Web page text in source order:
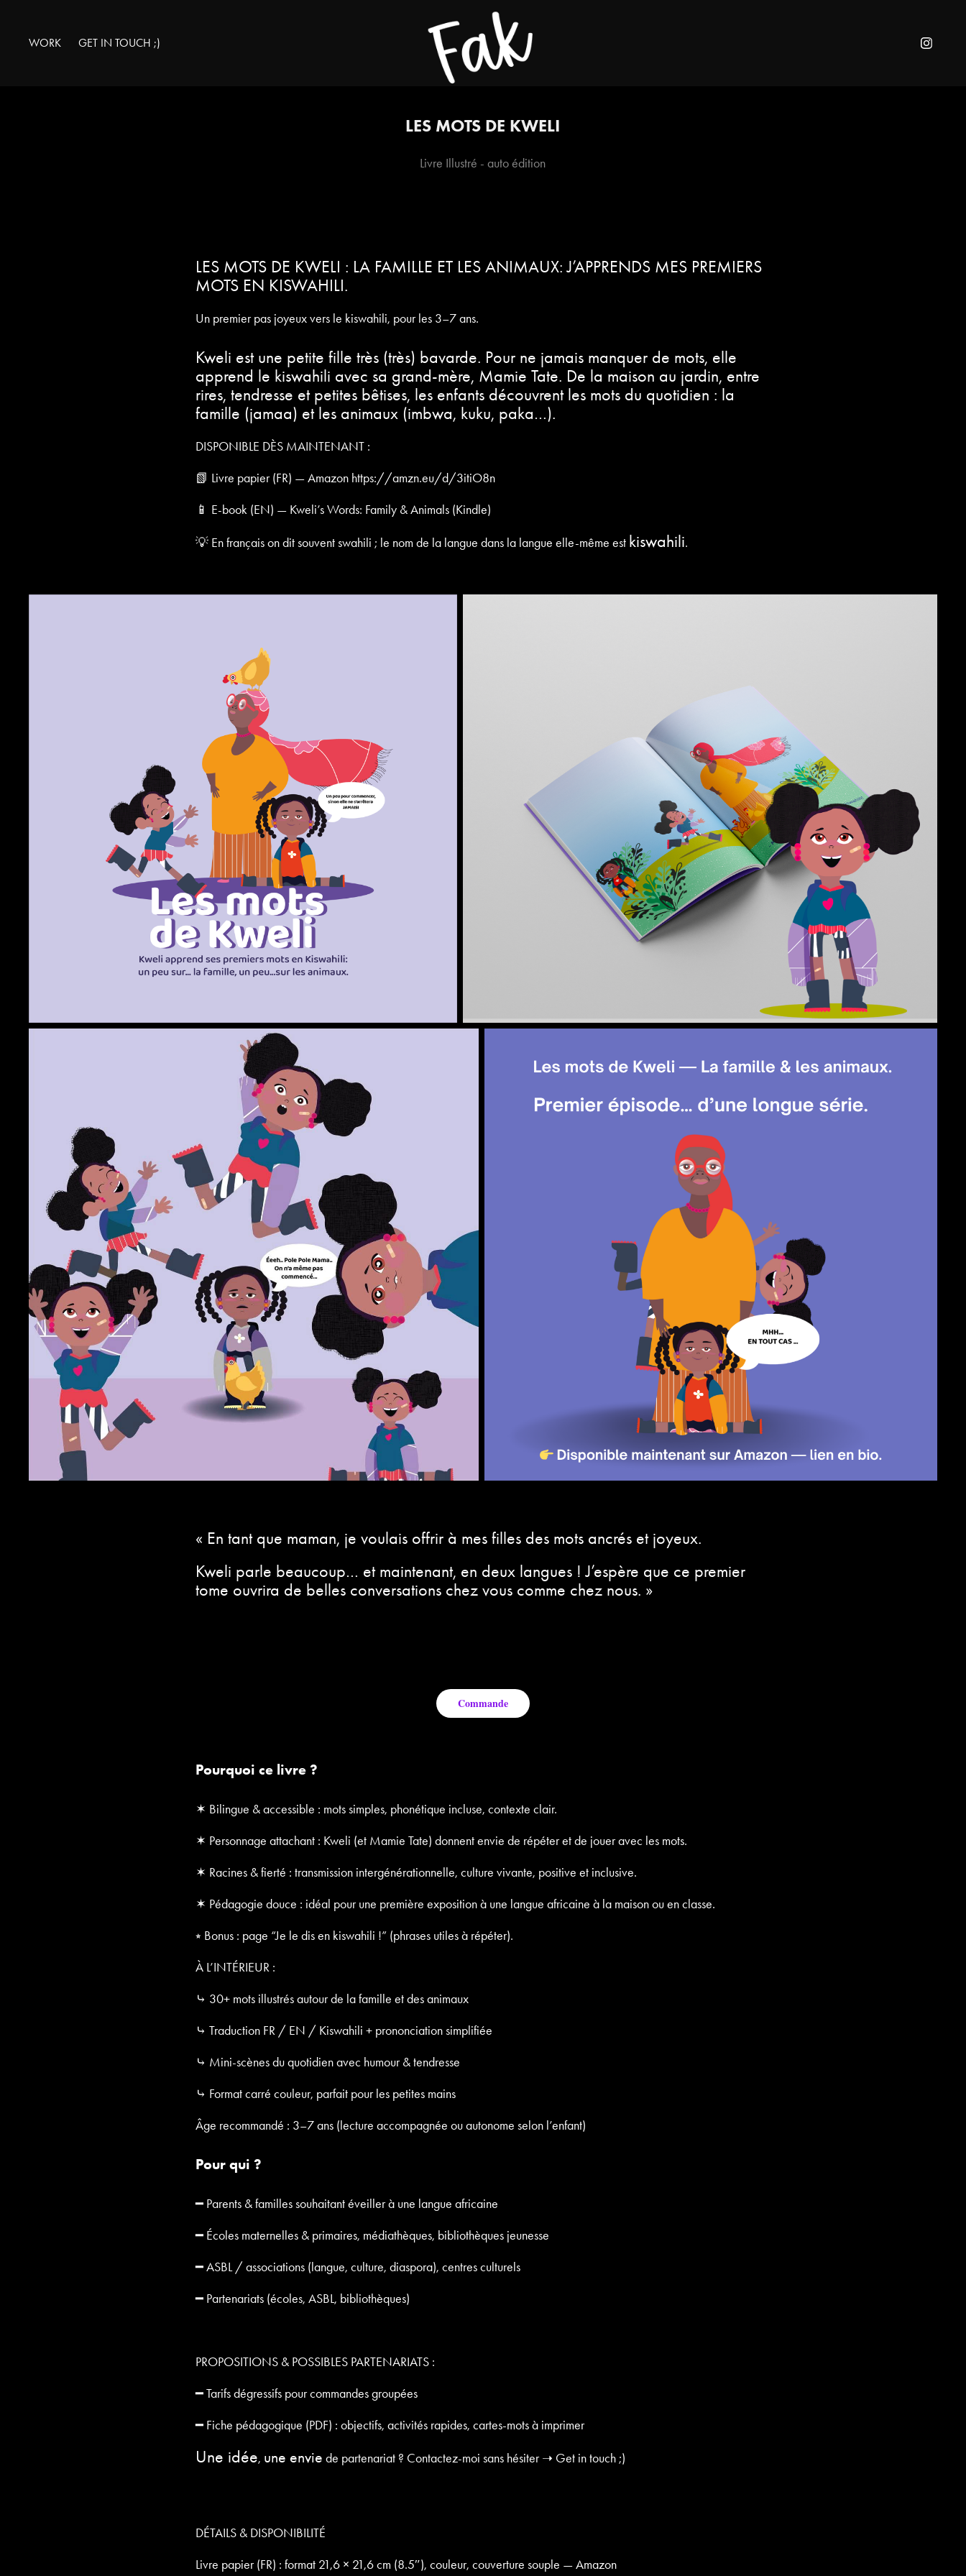
WORK GET IN TOUCH ;)
LES MOTS DE KWELI
Livre Illustré - auto édition
LES MOTS DE KWELI : LA FAMILLE ET LES ANIMAUX: J’APPRENDS MES PREMIERS
MOTS EN KISWAHILI.
Un premier pas joyeux vers le kiswahili, pour les 3–7 ans.
Kweli est une petite fille très (très) bavarde. Pour ne jamais manquer de mots, elle
apprend le kiswahili avec sa grand-mère, Mamie Tate. De la maison au jardin, entre
rires, tendresse et petites bêtises, les enfants découvrent les mots du quotidien : la
famille (jamaa) et les animaux (imbwa, kuku, paka…).
DISPONIBLE DÈS MAINTENANT :
📗 Livre papier (FR) — Amazon https://amzn.eu/d/3itiO8n
📱 E-book (EN) — Kweli’s Words: Family & Animals (Kindle)
💡 En français on dit souvent swahili ; le nom de la langue dans la langue elle-même est kiswahili.
« En tant que maman, je voulais offrir à mes filles des mots ancrés et joyeux.
Kweli parle beaucoup… et maintenant, en deux langues ! J’espère que ce premier
tome ouvrira de belles conversations chez vous comme chez nous. »
Commande
Pourquoi ce livre ?
✶ Bilingue & accessible : mots simples, phonétique incluse, contexte clair.
✶ Personnage attachant : Kweli (et Mamie Tate) donnent envie de répéter et de jouer avec les mots.
✶ Racines & fierté : transmission intergénérationnelle, culture vivante, positive et inclusive.
✶ Pédagogie douce : idéal pour une première exposition à une langue africaine à la maison ou en classe.
⭒ Bonus : page “Je le dis en kiswahili !” (phrases utiles à répéter).
À L’INTÉRIEUR :
⤷ 30+ mots illustrés autour de la famille et des animaux
⤷ Traduction FR / EN / Kiswahili + prononciation simplifiée
⤷ Mini-scènes du quotidien avec humour & tendresse
⤷ Format carré couleur, parfait pour les petites mains
Âge recommandé : 3–7 ans (lecture accompagnée ou autonome selon l’enfant)
Pour qui ?
━ Parents & familles souhaitant éveiller à une langue africaine
━ Écoles maternelles & primaires, médiathèques, bibliothèques jeunesse
━ ASBL / associations (langue, culture, diaspora), centres culturels
━ Partenariats (écoles, ASBL, bibliothèques)
PROPOSITIONS & POSSIBLES PARTENARIATS :
━ Tarifs dégressifs pour commandes groupées
━ Fiche pédagogique (PDF) : objectifs, activités rapides, cartes-mots à imprimer
Une idée, une envie de partenariat ? Contactez-moi sans hésiter ➝ Get in touch ;)
DÉTAILS & DISPONIBILITÉ
Livre papier (FR) : format 21,6 × 21,6 cm (8.5″), couleur, couverture souple — Amazon